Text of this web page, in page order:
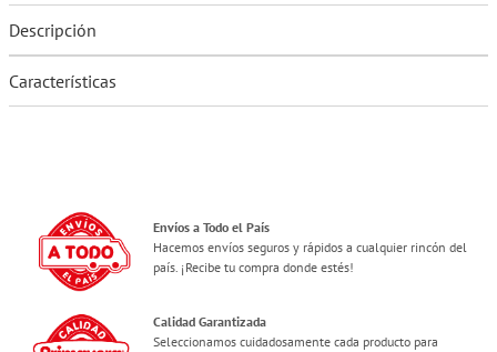
Descripción
Características
Envíos a Todo el País
Hacemos envíos seguros y rápidos a cualquier rincón del
país. ¡Recibe tu compra donde estés!
Calidad Garantizada
Seleccionamos cuidadosamente cada producto para